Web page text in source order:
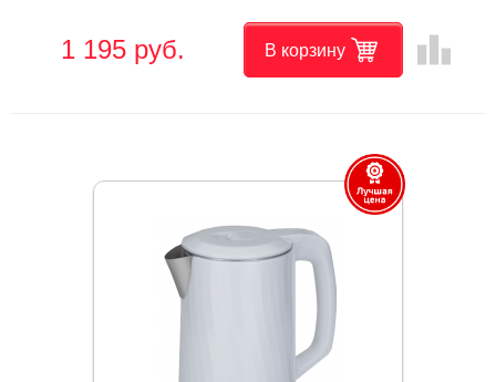
1 195 руб. В корзину leaderboard